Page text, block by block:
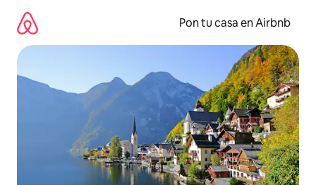
contenido
Pon tu casa en Airbnb